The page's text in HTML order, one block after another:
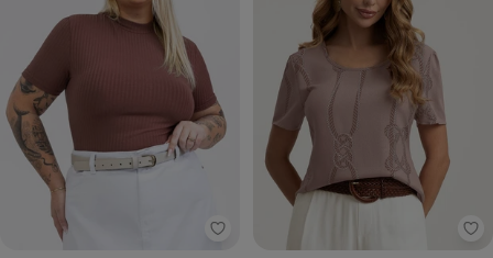
Habana - Blusa em Canelado